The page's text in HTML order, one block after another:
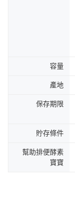
容量
產地
保存期限
貯存條件
幫助排便酵素
寶寶